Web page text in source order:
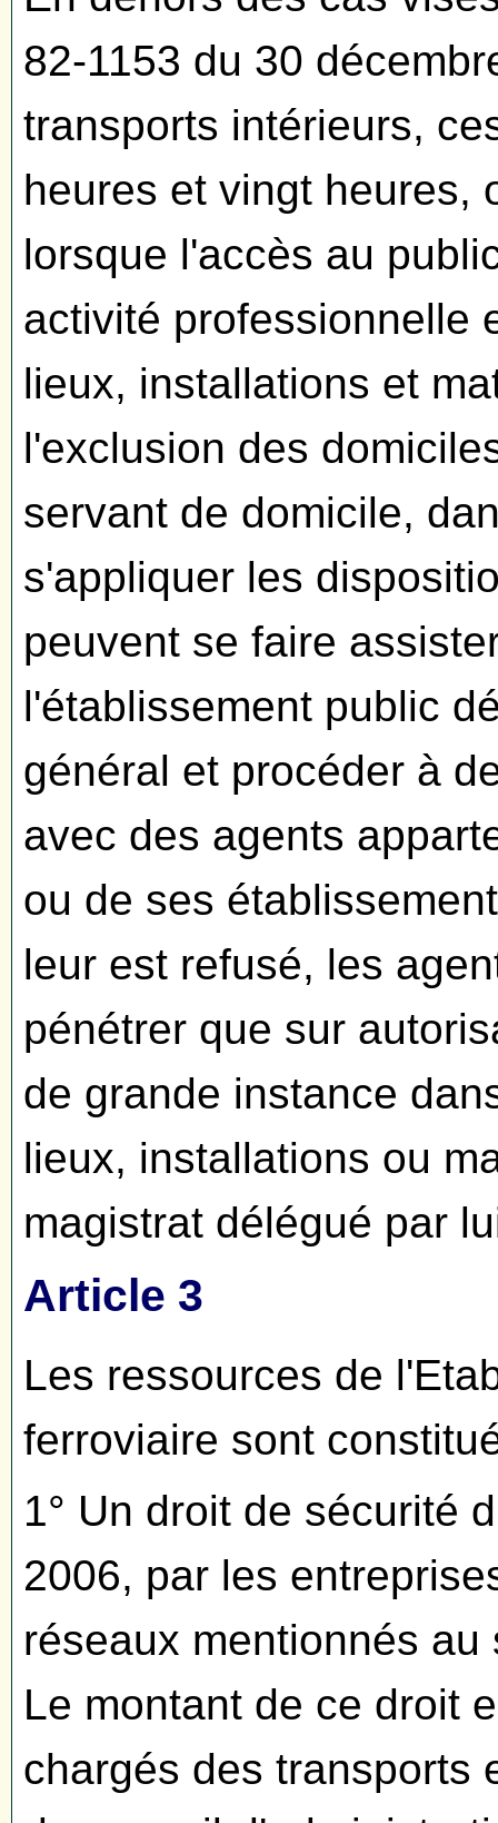
82-1153 du 30
transports intérieurs,
heures et vingt heures,
lorsque l'accès au
activité professionnelle
lieux, installations et
l'exclusion des
servant de domicile,
s'appliquer les
peuvent se faire
l'établissement public
général et procéder à
avec des agents
ou de ses
leur est refusé, les
pénétrer que sur
de grande instance
lieux, installations ou
magistrat délégué par
Article 3
Les ressources de
ferroviaire sont
1° Un droit de sécurité
2006, par les
réseaux mentionnés
Le montant de ce droit
chargés des transports